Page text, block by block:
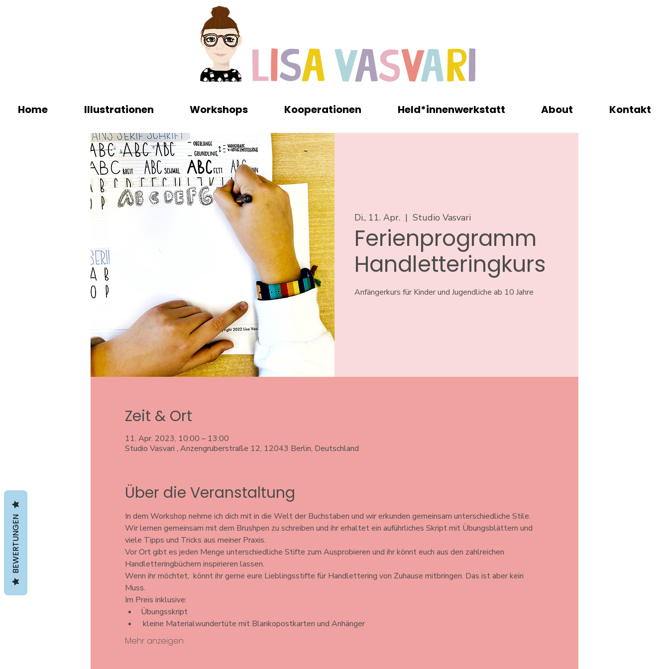
Home Illustrationen Workshops Kooperationen Held*innenwerkstatt About Kontakt
Di., 11. Apr.
  |
Studio Vasvari
Ferienprogramm
Handletteringkurs
Anfängerkurs für Kinder und Jugendliche ab 10 Jahre
Zeit & Ort
11. Apr. 2023, 10:00 – 13:00
Studio Vasvari , Anzengruberstraße 12, 12043 Berlin, Deutschland
Über die Veranstaltung
In dem Workshop nehme ich dich mit in die Welt der Buchstaben und wir erkunden gemeinsam unterschiedliche Stile.
Wir lernen gemeinsam mit dem Brushpen zu schreiben und ihr erhaltet ein auführliches Skript mit Übungsblättern und
viele Tipps und Tricks aus meiner Praxis.
Vor Ort gibt es jeden Menge unterschiedliche Stifte zum Ausprobieren und ihr könnt euch aus den zahlreichen
Handletteringbüchern inspirieren lassen.
Wenn ihr möchtet,  könnt ihr gerne eure Lieblingsstifte für Handlettering von Zuhause mitbringen. Das ist aber kein
Muss.
Im Preis inklusive:
Übungsskript
kleine Materialwundertüte mit Blankopostkarten und Anhänger
Mehr anzeigen
BEWERTUNGEN